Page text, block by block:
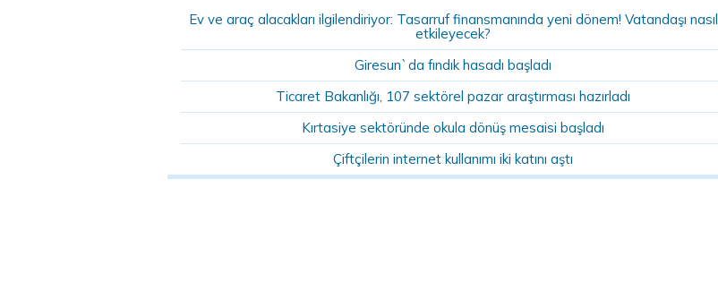
Ev ve araç alacakları ilgilendiriyor: Tasarruf finansmanında yeni dönem! Vatandaşı nasıl
etkileyecek?
Giresun`da fındık hasadı başladı
Ticaret Bakanlığı, 107 sektörel pazar araştırması hazırladı
Kırtasiye sektöründe okula dönüş mesaisi başladı
Çiftçilerin internet kullanımı iki katını aştı